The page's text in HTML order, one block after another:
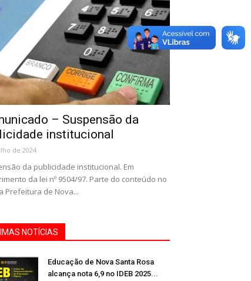
– Suspensão da
institucional
de 2024
da publicidade institucional. Em
da lei nº 9504/97. Parte do conteúdo no
Prefeitura de Nova...
NOTÍCIAS
Educação de Nova Santa Rosa
alcança nota 6,9 no IDEB 2025...